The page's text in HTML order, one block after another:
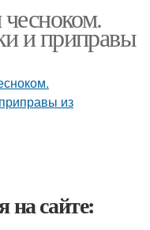
и приправы
на сайте: